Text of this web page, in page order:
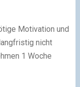
Motivation und
nicht
1 Woche